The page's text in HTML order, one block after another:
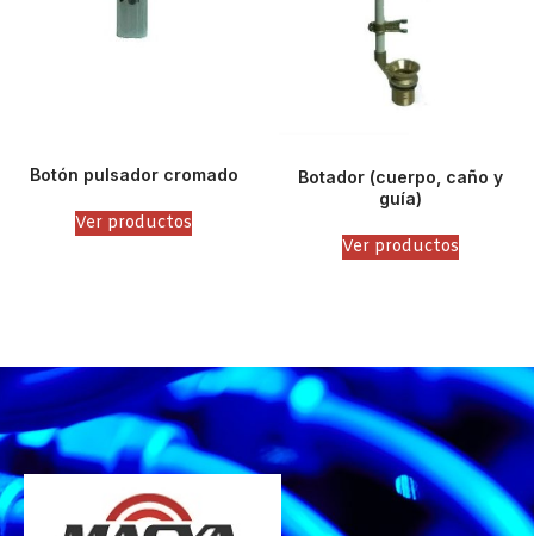
Botón pulsador cromado
Ver productos
Botador (cuerpo, caño y
guía)
Ver productos